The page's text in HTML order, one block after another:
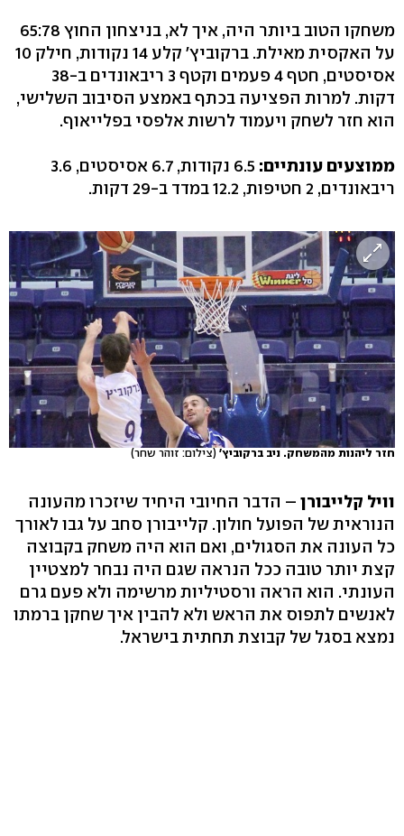
משחקו הטוב ביותר היה, איך לא, בניצחון החוץ 65:78
על האקסית מאילת. ברקוביץ' קלע 14 נקודות, חילק 10
אסיסטים, חטף 4 פעמים וקטף 3 ריבאונדים ב-38
דקות. למרות הפציעה בכתף באמצע הסיבוב השלישי,
הוא חזר לשחק ויעמוד לרשות אלפסי בפלייאוף.
ממוצעים עונתיים:
6.5 נקודות, 6.7 אסיסטים, 3.6
ריבאונדים, 2 חטיפות, 12.2 במדד ב-29 דקות.
חזר ליהנות מהמשחק. ניב ברקוביץ' (צילום: זוהר שחר)
וויל קלייבורן – הדבר החיובי היחיד שיזכרו מהעונה
הנוראית של הפועל חולון. קלייבורן סחב על גבו לאורך
כל העונה את הסגולים, ואם הוא היה משחק בקבוצה
קצת יותר טובה ככל הנראה שגם היה נבחר למצטיין
העונתי. הוא הראה ורסטיליות מרשימה ולא פעם גרם
לאנשים לתפוס את הראש ולא להבין איך שחקן ברמתו
נמצא בסגל של קבוצת תחתית בישראל.